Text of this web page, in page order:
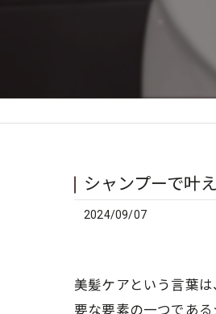
シャンプーで叶
2024/09/07
美髪ケアという言葉
要な要素の一つであ